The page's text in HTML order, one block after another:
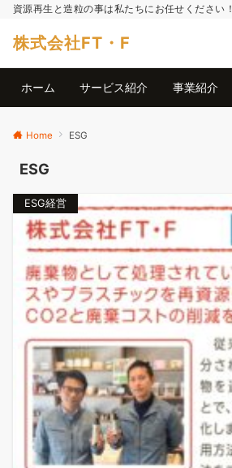
資源再生と造粒の事は私たちにお任せください！
株式会社FT・F
ホーム サービス紹介 事業紹介
Home ESG
ESG
ESG経営